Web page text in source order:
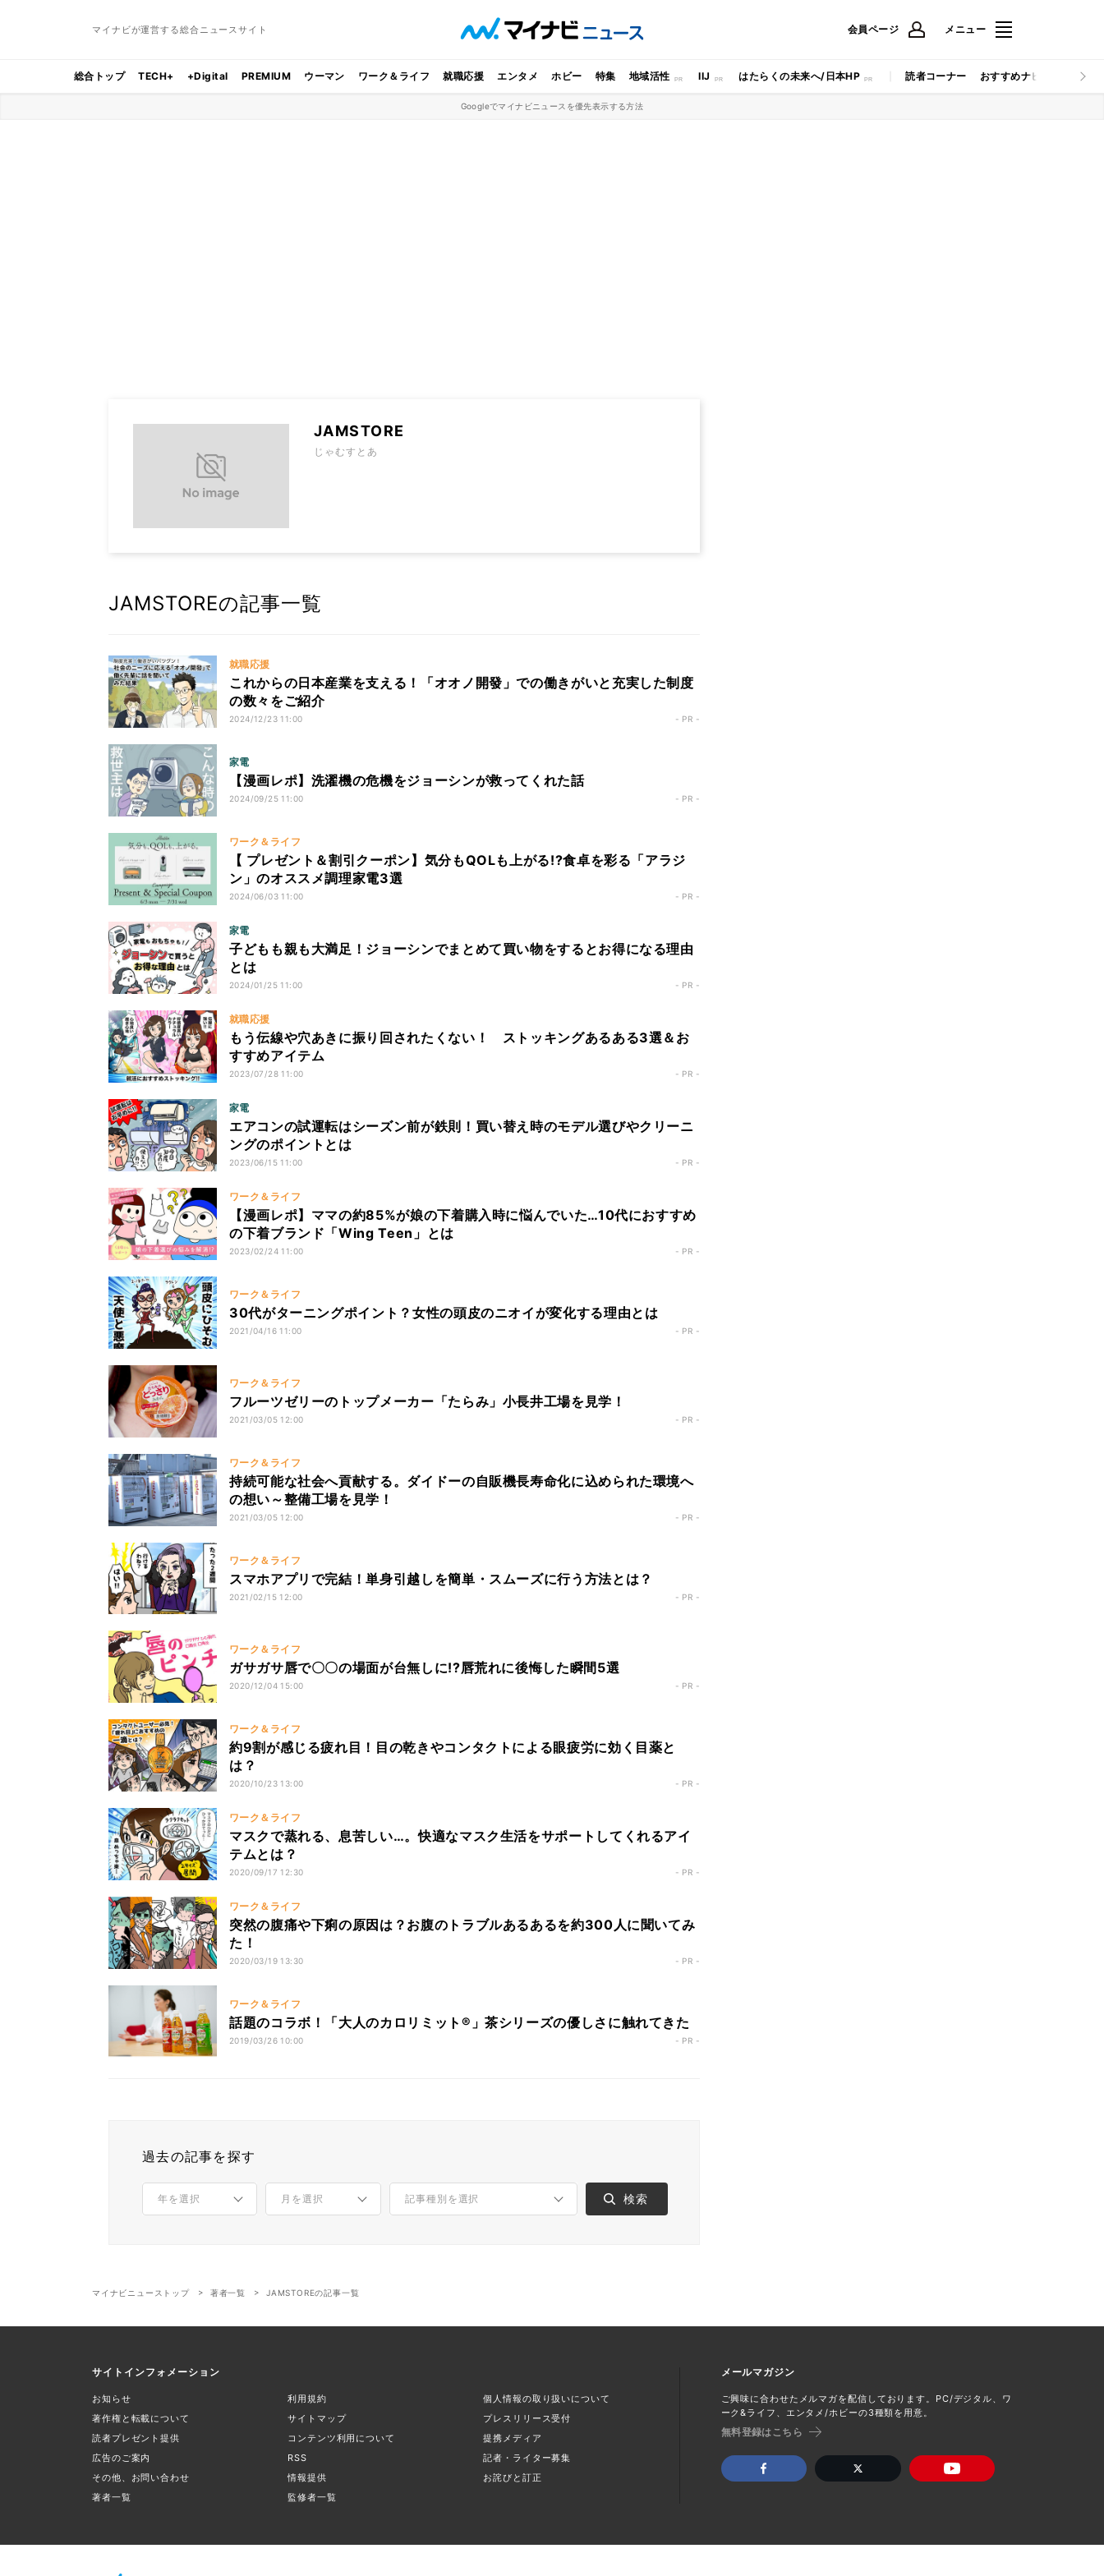
マイナビが運営する総合ニュースサイト 会員ページ メニュー
総合トップ TECH+ +Digital PREMIUM ウーマン ワーク＆ライフ 就職応援 エンタメ ホビー 特集 地域活性 IIJ はたらくの未来へ/日本HP 読者コーナー おすすめナビ マイナビ
Googleでマイナビニュースを優先表示する方法
JAMSTORE
じゃむすとあ
JAMSTOREの記事一覧
就職応援
これからの日本産業を支える！「オオノ開發」での働きがいと充実した制度
の数々をご紹介
2024/12/23 11:00 - PR -
家電
【漫画レポ】洗濯機の危機をジョーシンが救ってくれた話
2024/09/25 11:00 - PR -
ワーク＆ライフ
【 プレゼント＆割引クーポン】気分もQOLも上がる!?食卓を彩る「アラジ
ン」のオススメ調理家電3選
2024/06/03 11:00 - PR -
家電
子どもも親も大満足！ジョーシンでまとめて買い物をするとお得になる理由
とは
2024/01/25 11:00 - PR -
就職応援
もう伝線や穴あきに振り回されたくない！ ストッキングあるある3選＆お
すすめアイテム
2023/07/28 11:00 - PR -
家電
エアコンの試運転はシーズン前が鉄則！買い替え時のモデル選びやクリーニ
ングのポイントとは
2023/06/15 11:00 - PR -
ワーク＆ライフ
【漫画レポ】ママの約85%が娘の下着購入時に悩んでいた…10代におすすめ
の下着ブランド「Wing Teen」とは
2023/02/24 11:00 - PR -
ワーク＆ライフ
30代がターニングポイント？女性の頭皮のニオイが変化する理由とは
2021/04/16 11:00 - PR -
ワーク＆ライフ
フルーツゼリーのトップメーカー「たらみ」小長井工場を見学！
2021/03/05 12:00 - PR -
ワーク＆ライフ
持続可能な社会へ貢献する。ダイドーの自販機長寿命化に込められた環境へ
の想い～整備工場を見学！
2021/03/05 12:00 - PR -
ワーク＆ライフ
スマホアプリで完結！単身引越しを簡単・スムーズに行う方法とは？
2021/02/15 12:00 - PR -
ワーク＆ライフ
ガサガサ唇で〇〇の場面が台無しに!?唇荒れに後悔した瞬間5選
2020/12/04 15:00 - PR -
ワーク＆ライフ
約9割が感じる疲れ目！目の乾きやコンタクトによる眼疲労に効く目薬と
は？
2020/10/23 13:00 - PR -
ワーク＆ライフ
マスクで蒸れる、息苦しい…。快適なマスク生活をサポートしてくれるアイ
テムとは？
2020/09/17 12:30 - PR -
ワーク＆ライフ
突然の腹痛や下痢の原因は？お腹のトラブルあるあるを約300人に聞いてみ
た！
2020/03/19 13:30 - PR -
ワーク＆ライフ
話題のコラボ！「大人のカロリミット®」茶シリーズの優しさに触れてきた
2019/03/26 10:00 - PR -
過去の記事を探す
マイナビニューストップ 著者一覧 JAMSTOREの記事一覧
サイトインフォメーション
お知らせ 利用規約
個人情報の取り扱いについて
著作権と転載について
サイトマップ
プレスリリース受付
読者プレゼント提供
コンテンツ利用について
提携メディア
広告のご案内
RSS
記者・ライター募集
その他、お問い合わせ
情報提供
お詫びと訂正
著者一覧
監修者一覧
メールマガジン
ご興味に合わせたメルマガを配信しております。PC/デジタル、ワ
ーク&ライフ、エンタメ/ホビーの3種類を用意。
無料登録はこちら